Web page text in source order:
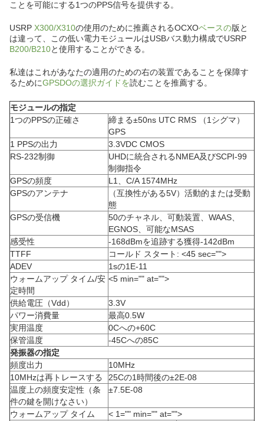
ことを可能にする1つのPPS信号を提供する。
USRP X300/X310の使用のために推薦されるOCXOベースの版と
は違って、この低い電力モジュールはUSBバス動力構成でUSRP
B200/B210と使用することができる。
私達はこれがあなたの適用のための右の装置であることを保障す
るためにGPSDOの選択ガイドを読むことを推薦する。
モジュールの指定
1つのPPSの正確さ
締まる±50ns UTC RMS （1シグマ）
GPS
1 PPSの出力
3.3VDC CMOS
RS-232制御
UHDに統合されるNMEA及びSCPI-99
制御指令
GPSの頻度
L1、C/A 1574MHz
GPSのアンテナ
（互換性がある5V）活動的または受動
態
GPSの受信機
50のチャネル、可動装置、WAAS、
EGNOS、可能なMSAS
感受性
-168dBmを追跡する獲得-142dBm
TTFF
コールド スタート: <45 sec="">
ADEV
1sの1E-11
ウォームアップ タイム/安
定時間
<5 min="" at="">
供給電圧（Vdd）
3.3V
パワー消費量
最高0.5W
実用温度
0Cへの+60C
保管温度
-45Cへの85C
発振器の指定
頻度出力
10MHz
10MHzは再トレースする
25Cの1時間後の±2E-08
温度上の頻度安定性（条
件の鍵を開けなさい）
±7.5E-08
ウォームアップ タイム
< 1="" min="" at="">